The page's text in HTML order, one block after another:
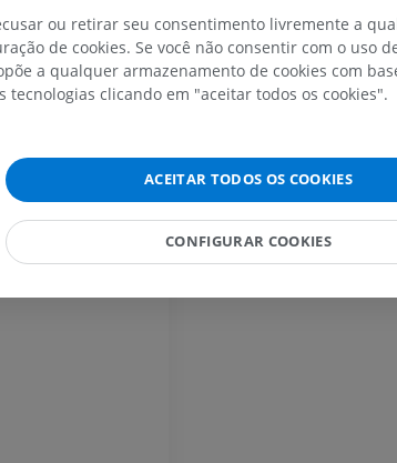
VII - IX
IRM
PREMIUM
IRM do cotovelo
ou retirar seu consentimento livremente a
de cookies. Se você não consentir com o uso
a qualquer armazenamento de cookies com
tecnologias clicando em "aceitar todos os cookies".
ACEITAR TODOS OS COOKIES
CONFIGURAR COOKIES